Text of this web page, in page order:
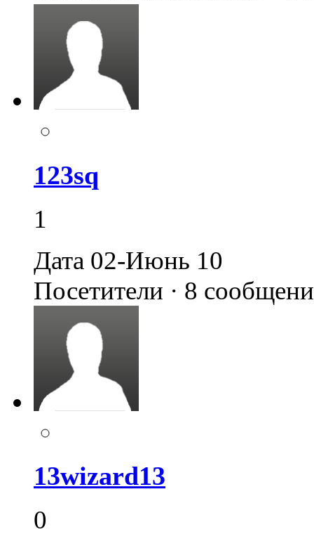
123sq
1
Дата 02-Июнь 10
Посетители · 8
13wizard13
0